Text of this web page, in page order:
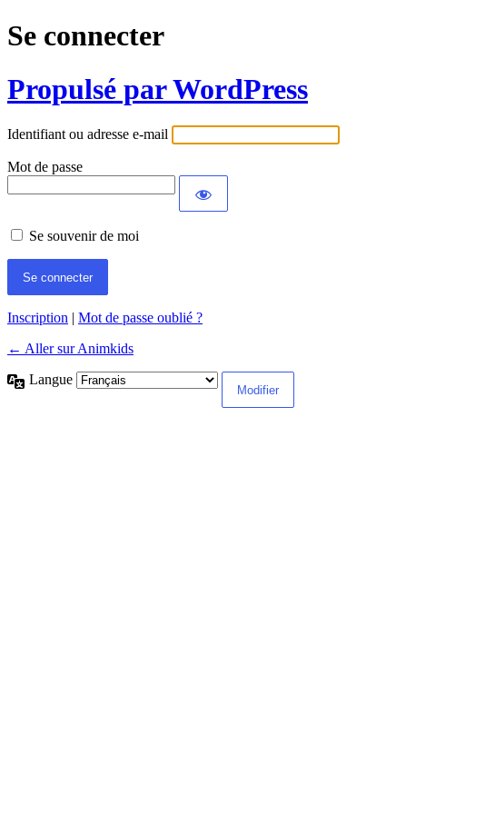
Se connecter
Propulsé par WordPress
Identifiant ou adresse e-mail
Mot de passe
Se souvenir de moi
Inscription | Mot de passe oublié ?
← Aller sur Animkids
Langue